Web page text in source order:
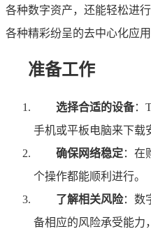
各种数字资产，还能轻松进
各种精彩纷呈的去中心化应用
准备工作
选择合适的设备：
手机或平板电脑来下载
确保网络稳定：在
个操作都能顺利进行。
了解相关风险：数
备相应的风险承受能力